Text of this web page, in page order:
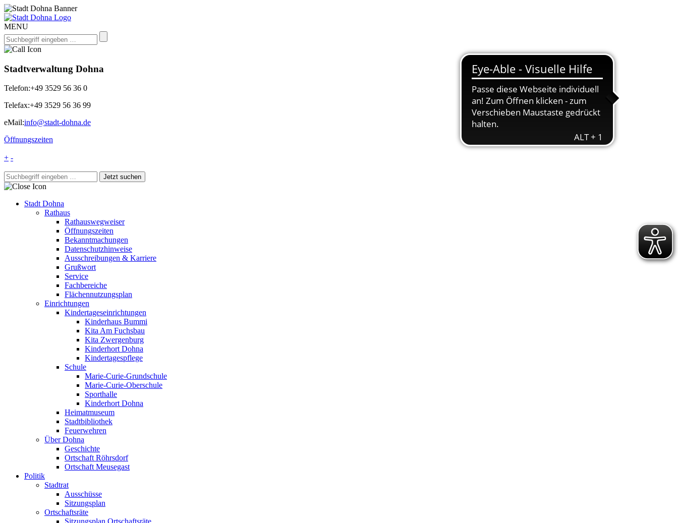
MENU
Stadtverwaltung Dohna
Telefon:+49 3529 56 36 0
Telefax:+49 3529 56 36 99
eMail:info@stadt-dohna.de
Öffnungszeiten
+ -
Stadt Dohna
Rathaus
Rathauswegweiser
Öffnungszeiten
Bekanntmachungen
Datenschutzhinweise
Ausschreibungen & Karriere
Grußwort
Service
Fachbereiche
Flächennutzungsplan
Einrichtungen
Kindertageseinrichtungen
Kinderhaus Bummi
Kita Am Fuchsbau
Kita Zwergenburg
Kinderhort Dohna
Kindertagespflege
Schule
Marie-Curie-Grundschule
Marie-Curie-Oberschule
Sporthalle
Kinderhort Dohna
Heimatmuseum
Stadtbibliothek
Feuerwehren
Über Dohna
Geschichte
Ortschaft Röhrsdorf
Ortschaft Meusegast
Politik
Stadtrat
Ausschüsse
Sitzungsplan
Ortschaftsräte